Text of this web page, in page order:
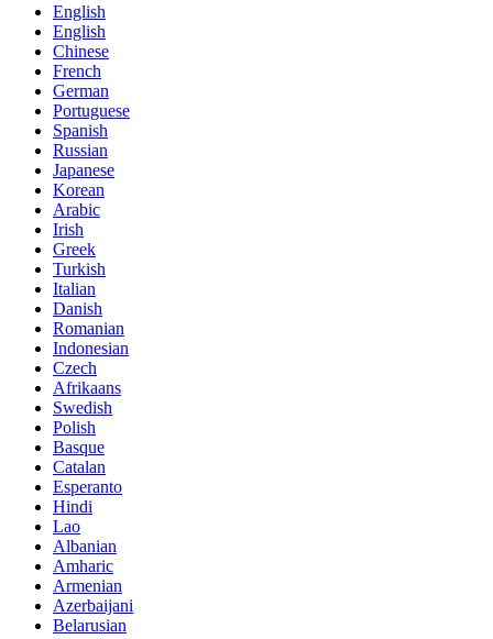
English
English
Chinese
French
German
Portuguese
Spanish
Russian
Japanese
Korean
Arabic
Irish
Greek
Turkish
Italian
Danish
Romanian
Indonesian
Czech
Afrikaans
Swedish
Polish
Basque
Catalan
Esperanto
Hindi
Lao
Albanian
Amharic
Armenian
Azerbaijani
Belarusian